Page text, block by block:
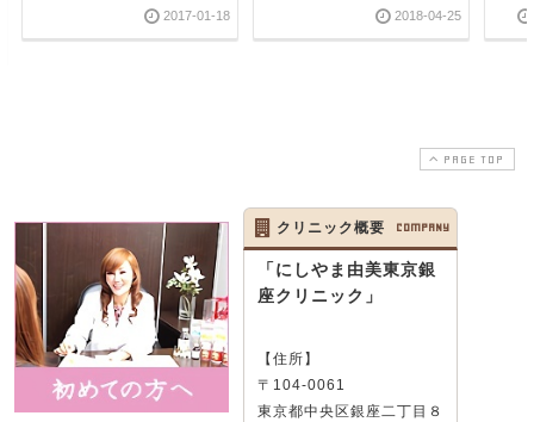
2017-01-18 2018-04-25
PAGE TOP
クリニック概要 COMPANY
「にしやま由美東京銀
座クリニック」
【住所】
〒104-0061
東京都中央区銀座二丁目８